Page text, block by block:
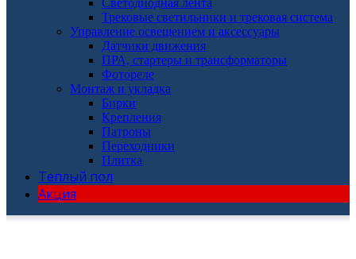
Светодиодная лента
Трековые светильники и трековая система
Управление освещением и аксессуары
Датчики движения
ПРА, стартеры и трансформаторы
Фотореле
Монтаж и укладка
Бирки
Крепления
Патроны
Переходники
Плитка
Теплый пол
Акция